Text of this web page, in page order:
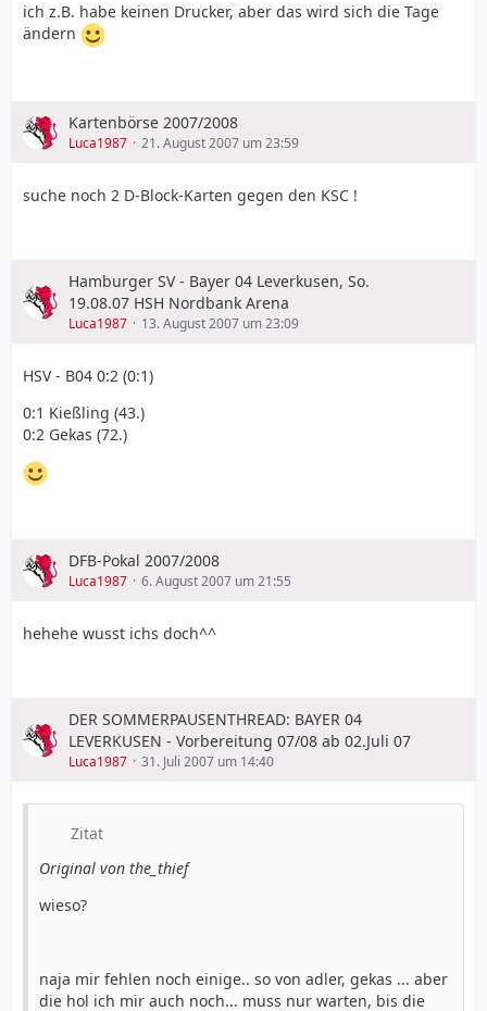
ich z.B. habe keinen Drucker, aber das wird sich die Tage
ändern
Kartenbörse 2007/2008
Luca1987 21. August 2007 um 23:59
suche noch 2 D-Block-Karten gegen den KSC !
Hamburger SV - Bayer 04 Leverkusen, So.
19.08.07 HSH Nordbank Arena
Luca1987 13. August 2007 um 23:09
HSV - B04 0:2 (0:1)
0:1 Kießling (43.)
0:2 Gekas (72.)
DFB-Pokal 2007/2008
Luca1987 6. August 2007 um 21:55
hehehe wusst ichs doch^^
DER SOMMERPAUSENTHREAD: BAYER 04
LEVERKUSEN - Vorbereitung 07/08 ab 02.Juli 07
Luca1987 31. Juli 2007 um 14:40
Zitat
Original von the_thief
wieso?
naja mir fehlen noch einige.. so von adler, gekas ... aber
die hol ich mir auch noch... muss nur warten, bis die